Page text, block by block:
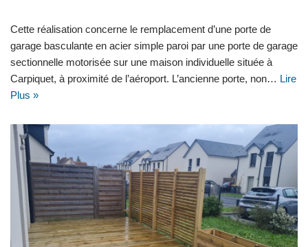
Cette réalisation concerne le remplacement d’une porte de
garage basculante en acier simple paroi par une porte de garage
sectionnelle motorisée sur une maison individuelle située à
Carpiquet, à proximité de l’aéroport. L’ancienne porte, non… Lire
Plus »